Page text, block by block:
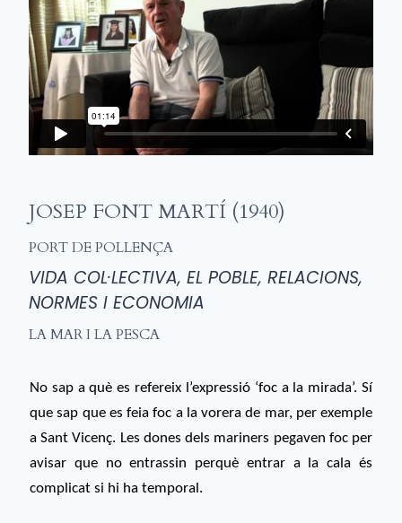
JOSEP FONT MARTÍ (1940)
PORT DE POLLENÇA
VIDA COL·LECTIVA, EL POBLE, RELACIONS,
NORMES I ECONOMIA
LA MAR I LA PESCA
No sap a què es refereix l’expressió ‘foc a la mirada’. Sí
que sap que es feia foc a la vorera de mar, per exemple
a Sant Vicenç. Les dones dels mariners pegaven foc per
avisar que no entrassin perquè entrar a la cala és
complicat si hi ha temporal.